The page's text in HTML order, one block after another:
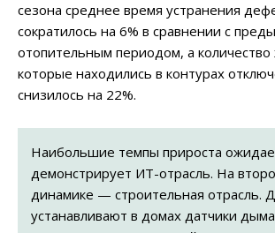
сезона среднее время устранения
сократилось на 6% в сравнении с
отопительным периодом, а
которые находились в контурах
снизилось на 22%.
Наибольшие темпы прироста
демонстрирует ИТ-отрасль. На
динамике — строительная отрасль.
устанавливают в домах датчики